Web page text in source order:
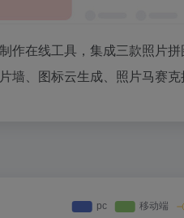
作在线工具，集成三款照片
、图标云生成、照片马赛克